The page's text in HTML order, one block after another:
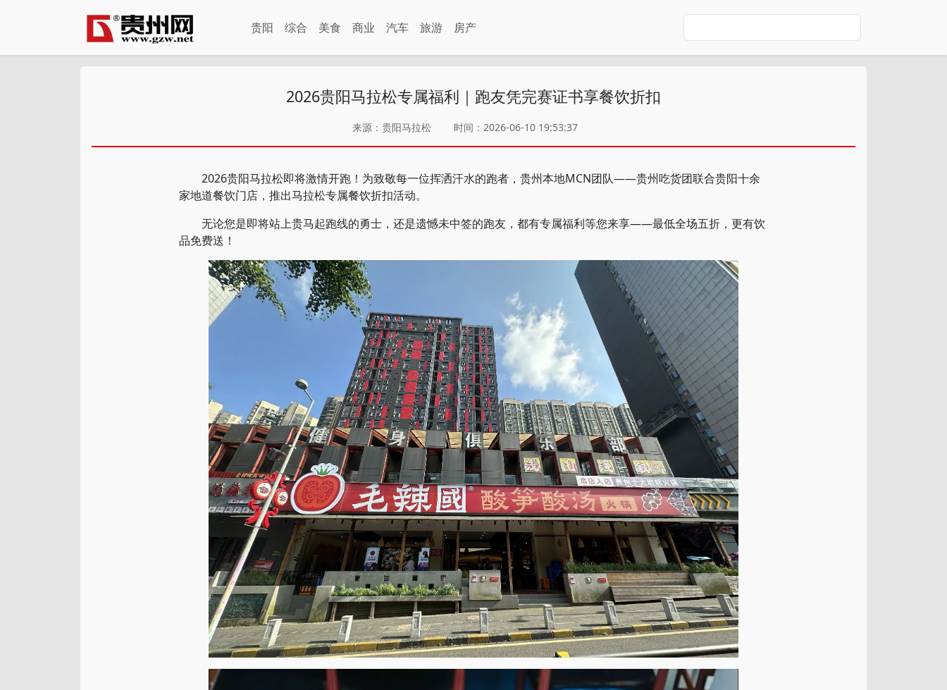
贵阳 综合 美食 商业 汽车 旅游 房产
2026贵阳马拉松专属福利｜跑友凭完赛证书享餐饮折扣
来源：贵阳马拉松 时间：2026-06-10 19:53:37
2026贵阳马拉松即将激情开跑！为致敬每一位挥洒汗水的跑者，贵州本地MCN团队——贵州吃货团联合贵阳十余
家地道餐饮门店，推出马拉松专属餐饮折扣活动。
无论您是即将站上贵马起跑线的勇士，还是遗憾未中签的跑友，都有专属福利等您来享——最低全场五折，更有饮
品免费送！